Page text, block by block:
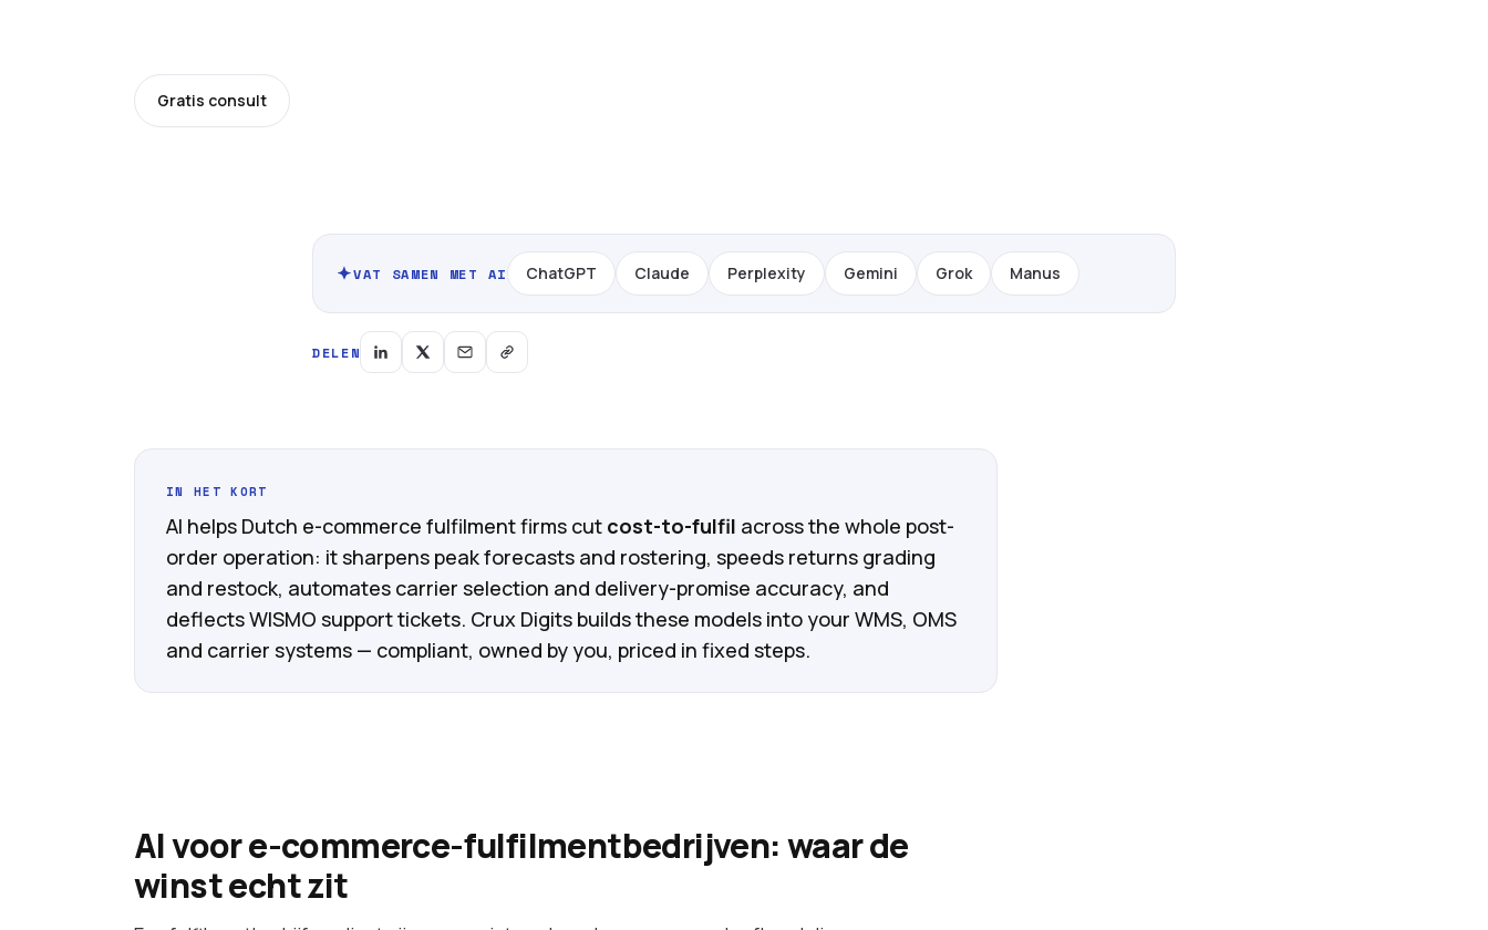
Gratis consult
VAT SAMEN MET AI ChatGPT Claude Perplexity Gemini Grok Manus
DELEN
IN HET KORT
AI helps Dutch e-commerce fulfilment firms cut cost-to-fulfil across the whole post-
order operation: it sharpens peak forecasts and rostering, speeds returns grading
and restock, automates carrier selection and delivery-promise accuracy, and
deflects WISMO support tickets. Crux Digits builds these models into your WMS, OMS
and carrier systems — compliant, owned by you, priced in fixed steps.
AI voor e-commerce-fulfilmentbedrijven: waar de
winst echt zit